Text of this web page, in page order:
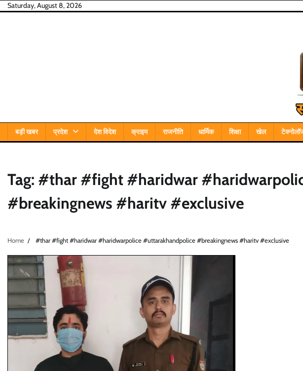
SkipSaturday, August 8, 2026
बड़ी खबर प्रदेश देश विदेश क्राइम राजनीति धार्मिक शिक्षा खेल
Tag: #thar #fight #haridwar
#breakingnews #haritv #exclusive
Home #thar #fight #haridwar #haridwarpolice #uttarakhandpolice #breakingnews #haritv #exclusive